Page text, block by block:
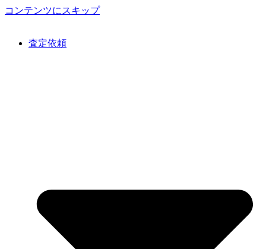
コンテンツにスキップ
査定依頼